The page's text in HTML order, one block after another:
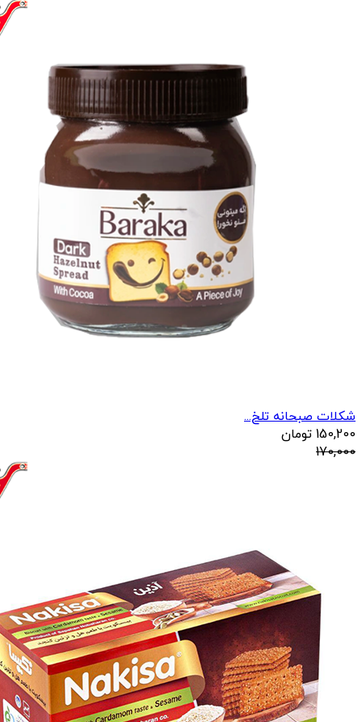
شکلات صبحانه تلخ...
150,200 تومان
170,000